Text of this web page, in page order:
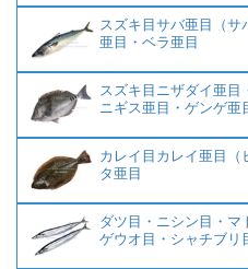
スズキ目サバ亜目（サ
亜目・ベラ亜目
スズキ目ニザダイ亜目
ニギス亜目・ゲンゲ亜
カレイ目カレイ亜目（
タ亜目
ダツ目・ニシン目・マ
ゲウオ目・シャチブリ